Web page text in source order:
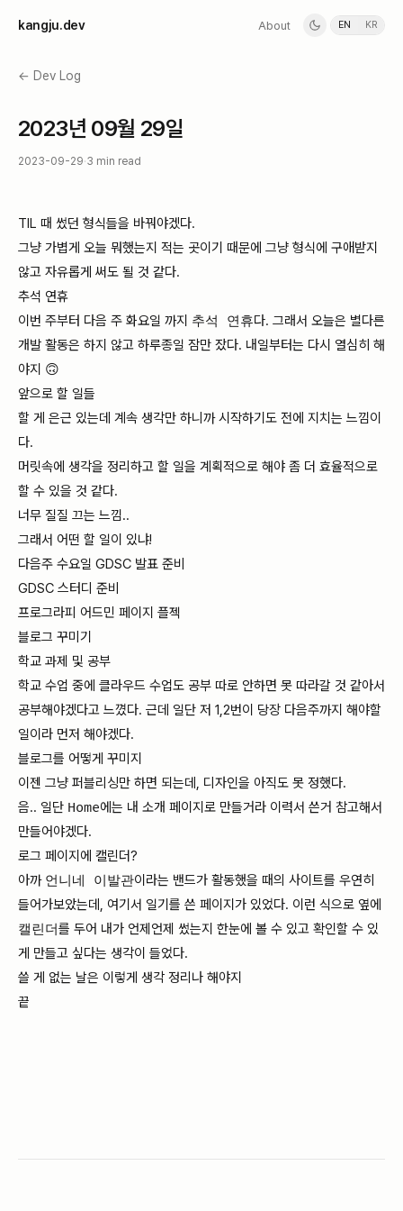
kangju.dev About EN KR
← Dev Log
2023년 09월 29일
2023-09-29·3 min read
TIL 때 썼던 형식들을 바꿔야겠다.
그냥 가볍게 오늘 뭐했는지 적는 곳이기 때문에 그냥 형식에 구애받지
않고 자유롭게 써도 될 것 같다.
추석 연휴
이번 주부터 다음 주 화요일 까지 추석 연휴다. 그래서 오늘은 별다른
개발 활동은 하지 않고 하루종일 잠만 잤다. 내일부터는 다시 열심히 해
야지 🙃
앞으로 할 일들
할 게 은근 있는데 계속 생각만 하니까 시작하기도 전에 지치는 느낌이
다.
머릿속에 생각을 정리하고 할 일을 계획적으로 해야 좀 더 효율적으로
할 수 있을 것 같다.
너무 질질 끄는 느낌..
그래서 어떤 할 일이 있냐!
다음주 수요일 GDSC 발표 준비
GDSC 스터디 준비
프로그라피 어드민 페이지 플젝
블로그 꾸미기
학교 과제 및 공부
학교 수업 중에 클라우드 수업도 공부 따로 안하면 못 따라갈 것 같아서
공부해야겠다고 느꼈다. 근데 일단 저 1,2번이 당장 다음주까지 해야할
일이라 먼저 해야겠다.
블로그를 어떻게 꾸미지
이젠 그냥 퍼블리싱만 하면 되는데, 디자인을 아직도 못 정했다.
음.. 일단 Home에는 내 소개 페이지로 만들거라 이력서 쓴거 참고해서
만들어야겠다.
로그 페이지에 캘린더?
아까 언니네 이발관이라는 밴드가 활동했을 때의 사이트를 우연히
들어가보았는데, 여기서 일기를 쓴 페이지 가 있었다. 이런 식으로 옆에
캘린더를 두어 내가 언제언제 썼는지 한눈에 볼 수 있고 확인할 수 있
게 만들고 싶다는 생각이 들었다.
쓸 게 없는 날은 이렇게 생각 정리나 해야지
끝